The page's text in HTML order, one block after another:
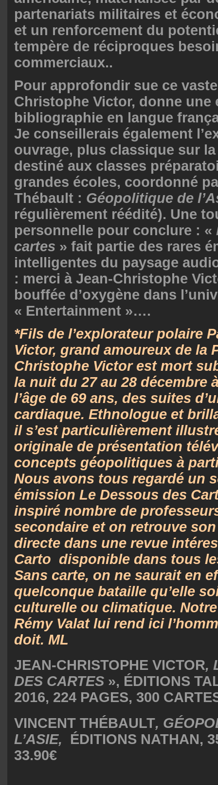
partenariats militaires et
et un renforcement du
tempère de réciproques
commerciaux..
Pour approfondir sue ce
Christophe Victor, donne une
bibliographie en langue
Je conseillerais également
ouvrage, plus classique sur
destiné aux classes
grandes écoles, coordonné
Thébault : Géopolitique de
régulièrement réédité). Une
personnelle pour conclure : «
cartes » fait partie des rares
intelligentes du paysage
: merci à Jean-Christophe
bouffée d’oxygène dans
« Entertainment »….
*Fils de l’explorateur polaire
Victor, grand amoureux de la
Christophe Victor est mort
la nuit du 27 au 28 décembre
l’âge de 69 ans, des suites
cardiaque. Ethnologue et
il s’est particulièrement
originale de présentation
concepts géopolitiques à
Nous avons tous regardé un
émission Le Dessous des
inspiré nombre de
secondaire et on retrouve
directe dans une revue
Carto disponible dans tous
Sans carte, on ne saurait en
quelconque bataille qu’elle
culturelle ou climatique.
Rémy Valat lui rend ici
doit. ML
JEAN-CHRISTOPHE VICTOR,
DES CARTES », ÉDITIONS
2016, 224 PAGES, 300
VINCENT THÉBAULT,
L’ASIE,
ÉDITIONS NATHAN,
33.90€